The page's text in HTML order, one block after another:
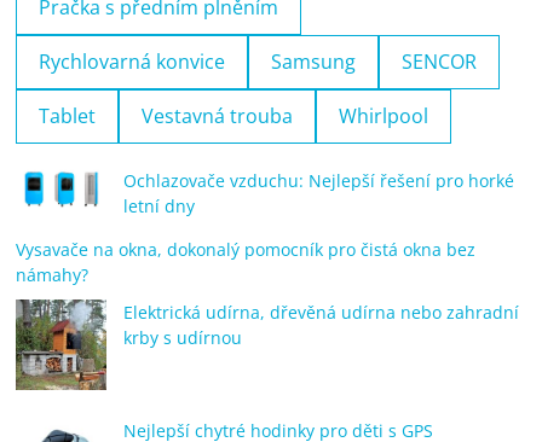
Pračka s předním plněním
Rychlovarná konvice Samsung SENCOR
Tablet Vestavná trouba Whirlpool
Ochlazovače vzduchu: Nejlepší řešení pro horké
letní dny
Vysavače na okna, dokonalý pomocník pro čistá okna bez
námahy?
Elektrická udírna, dřevěná udírna nebo zahradní
krby s udírnou
Nejlepší chytré hodinky pro děti s GPS